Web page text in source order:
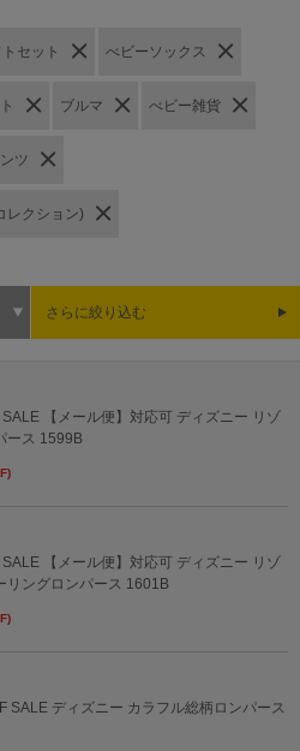
セット べビーソックス
ブルマ べビー雑貨
ツ
クション)
さらに絞り込む
【メール便】対応可 ディズニー リゾ
ース 1599B
【メール便】対応可 ディズニー リゾ
リングロンパース 1601B
SALE ディズニー カラフル総柄ロンパース